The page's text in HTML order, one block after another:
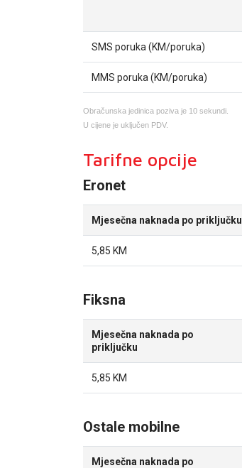
SMS poruka (KM/poruka)
MMS poruka (KM/poruka)
Obračunska jedinica poziva je 10 sekundi.
U cijene je uključen PDV.
Tarifne opcije
Eronet
Mjesečna naknada po priključku
5,85 KM
Fiksna
Mjesečna naknada po
priključku
5,85 KM
Ostale mobilne
Mjesečna naknada po